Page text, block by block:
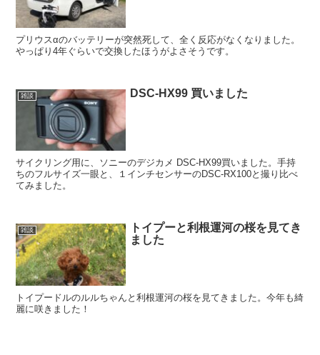
プリウスαのバッテリーが突然死して、全く反応がなくなりました。
やっぱり4年ぐらいで交換したほうがよさそうです。
雑談 DSC-HX99 買いました
サイクリング用に、ソニーのデジカメ DSC-HX99買いました。手持
ちのフルサイズ一眼と、１インチセンサーのDSC-RX100と撮り比べ
てみました。
雑談
トイプーと利根運河の桜を見てき
ました
トイプードルのルルちゃんと利根運河の桜を見てきました。今年も綺
麗に咲きました！